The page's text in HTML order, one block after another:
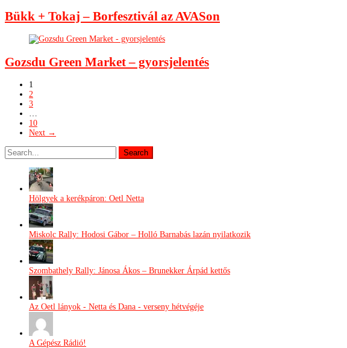
Bükk + Tokaj – Borfesztivál az AVASon
Gozsdu Green Market – gyorsjelentés
1
2
3
…
10
Next →
Hölgyek a kerékpáron: Oetl Netta
Miskolc Rally: Hodosi Gábor – Holló Barnabás lazán nyilatkozik
Szombathely Rally: Jánosa Ákos – Brunekker Árpád kettős
Az Oetl lányok - Netta és Dana - verseny hétvégéje
A Gépész Rádió!